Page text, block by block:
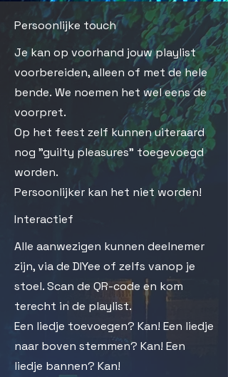
Persoonlijke touch
Je kan op voorhand jouw playlist
voorbereiden, alleen of met de hele
bende. We noemen het wel eens de
voorpret.
Op het feest zelf kunnen uiteraard
nog "guilty pleasures" toegevoegd
worden.
Persoonlijker kan het niet worden!
Interactief
Alle aanwezigen kunnen deelnemer
zijn, via de DIYee of zelfs vanop je
stoel. Scan de QR-code en kom
terecht in de playlist.
Een liedje toevoegen? Kan! Een liedje
naar boven stemmen? Kan! Een
liedje bannen? Kan!